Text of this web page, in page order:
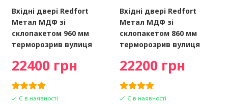
Вхідні двері Redfort
Метал МДФ зі
склопакетом 960 мм
терморозрив вулиця
22400 грн
Є в наявності
Вхідні двері Redfort
Метал МДФ зі
склопакетом 860 мм
терморозрив вулиця
22200 грн
Є в наявності